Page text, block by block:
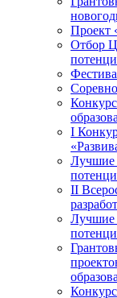
Проект
Отбор
I
Лучшие
II
Лучшие